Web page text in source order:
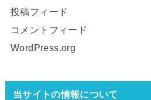
投稿フィード
コメントフィード
WordPress.org
当サイトの情報について